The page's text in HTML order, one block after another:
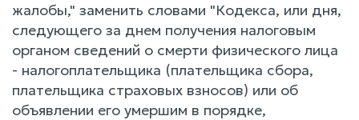
жалобы," заменить словами "Кодекса, или дня,
следующего за днем получения налоговым
органом сведений о смерти физического лица
- налогоплательщика (плательщика сбора,
плательщика страховых взносов) или об
объявлении его умершим в порядке,